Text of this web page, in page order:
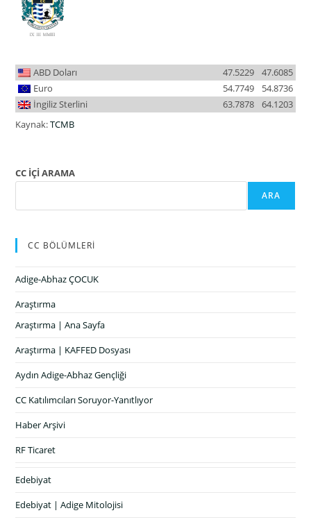
ABD Doları 47.6085
47.5229
Euro
54.8736
54.7749
İngiliz Sterlini
64.1203
63.7878
Kaynak:TCMB
CC İÇİ ARAMA
ARA
CC BÖLÜMLERİ
Adige-Abhaz ÇOCUK
Araştırma
Araştırma | Ana Sayfa
Araştırma | KAFFED Dosyası
Aydın Adige-Abhaz Gençliği
CC Katılımcıları Soruyor-Yanıtlıyor
Haber Arşivi
RF Ticaret
Edebiyat
Edebiyat | Adige Mitolojisi